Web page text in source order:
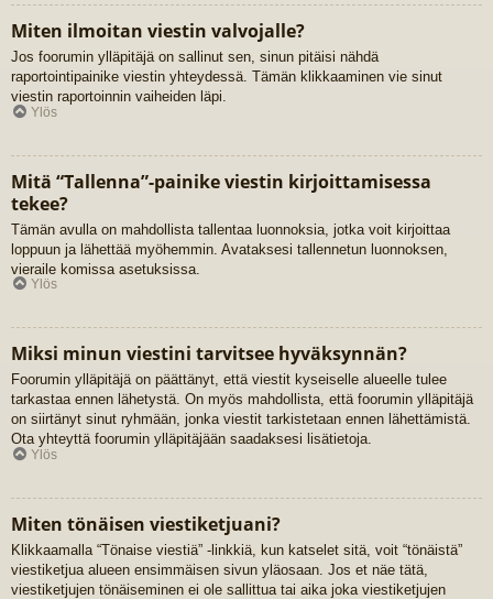
Miten ilmoitan viestin valvojalle?
Jos foorumin ylläpitäjä on sallinut sen, sinun pitäisi nähdä
raportointipainike viestin yhteydessä. Tämän klikkaaminen vie sinut
viestin raportoinnin vaiheiden läpi.
Ylös
Mitä “Tallenna”-painike viestin kirjoittamisessa
tekee?
Tämän avulla on mahdollista tallentaa luonnoksia, jotka voit kirjoittaa
loppuun ja lähettää myöhemmin. Avataksesi tallennetun luonnoksen,
vieraile komissa asetuksissa.
Ylös
Miksi minun viestini tarvitsee hyväksynnän?
Foorumin ylläpitäjä on päättänyt, että viestit kyseiselle alueelle tulee
tarkastaa ennen lähetystä. On myös mahdollista, että foorumin ylläpitäjä
on siirtänyt sinut ryhmään, jonka viestit tarkistetaan ennen lähettämistä.
Ota yhteyttä foorumin ylläpitäjään saadaksesi lisätietoja.
Ylös
Miten tönäisen viestiketjuani?
Klikkaamalla “Tönaise viestiä” -linkkiä, kun katselet sitä, voit “tönäistä”
viestiketjua alueen ensimmäisen sivun yläosaan. Jos et näe tätä,
viestiketjujen tönäiseminen ei ole sallittua tai aika joka viestiketjujen